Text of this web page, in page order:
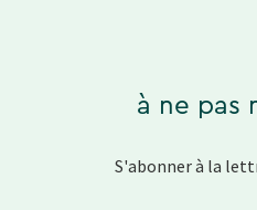
à ne pas
S'abonner à la